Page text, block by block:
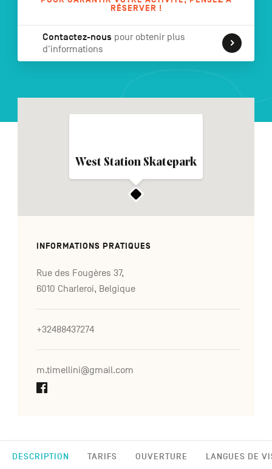
secondaire
RÉSERVER !
Contactez-nous pour obtenir plus
d'informations
DESCRIPTION TARIFS OUVERTURE LANGUES DE
West Station Skatepark
INFORMATIONS PRATIQUES
Rue des Fougères 37,
6010 Charleroi, Belgique
+32488437274
m.timellini@gmail.com